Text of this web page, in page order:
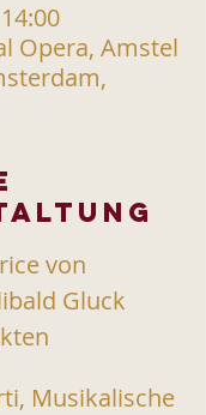
Opera, Amstel
von
Gluck
Musikalische